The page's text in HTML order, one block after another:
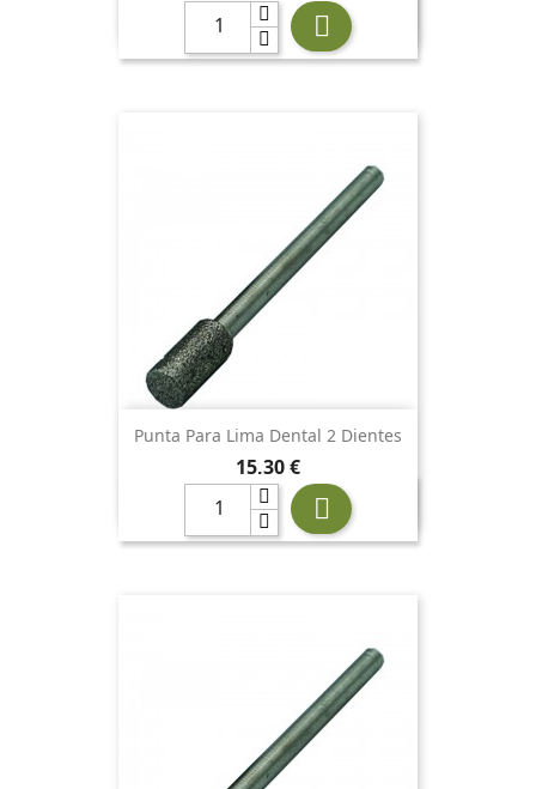

Punta Para Lima Dental 2 Dientes
Precio
15,30 €
